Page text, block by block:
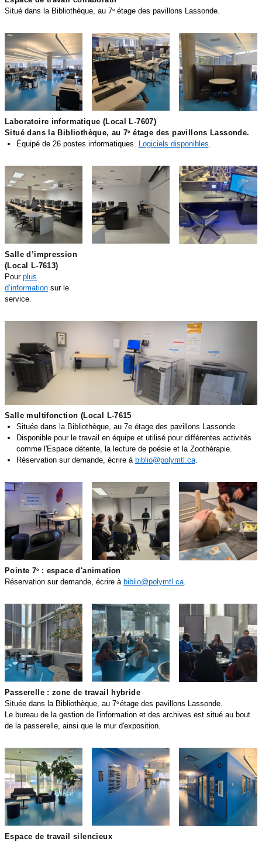
Situé dans la Bibliothèque, au 7e étage des pavillons Lassonde.
10.PNG 11.PNG 12.PNG
Laboratoire informatique (Local L-7607)
Situé dans la Bibliothèque, au 7e étage des pavillons Lassonde.
Équipé de 26 postes informatiques.
Logiciels disponibles
13.PNG 14.PNG 15.PNG
Salle d’impression
(Local L-7613)
Pour plus
d’information sur le
service.
IMPRESSION_300X900.PNG
Salle multifonction (Local L-7615
Située dans la Bibliothèque, au 7e étage des pavillons Lassonde.
Disponible pour le travail en équipe et utilisé pour différentes activités
comme l'Espace détente, la lecture de poésie et la Zoothérapie.
Réservation sur demande, écrire à biblio@polymtl.ca.
19.PNG 20.PNG 21.PNG
Pointe 7e
: espace d'animation
Réservation sur demande, écrire à biblio@polymtl.ca
23.PNG 24.PNG
Passerelle : zone de travail hybride
Située dans la Bibliothèque, au 7e étage des pavillons Lassonde.
Le bureau de la gestion de l'information et des archives est situé au bout
de la passerelle, ainsi que le mur d'exposition.
25_0.PNG 26.PNG 27.PNG
Espace de travail silencieux